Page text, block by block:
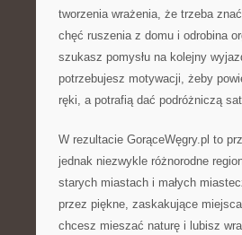
tworzenia wrażenia, że trzeba
chęć ruszenia z domu i odrobina
szukasz pomysłu na kolejny
potrzebujesz motywacji, żeby
ręki, a potrafią dać podróżniczą
W rezultacie GorąceWęgry.pl to
jednak niezwykle różnorodne
starych miastach i małych
przez piękne, zaskakujące
chcesz mieszać naturę i lubisz